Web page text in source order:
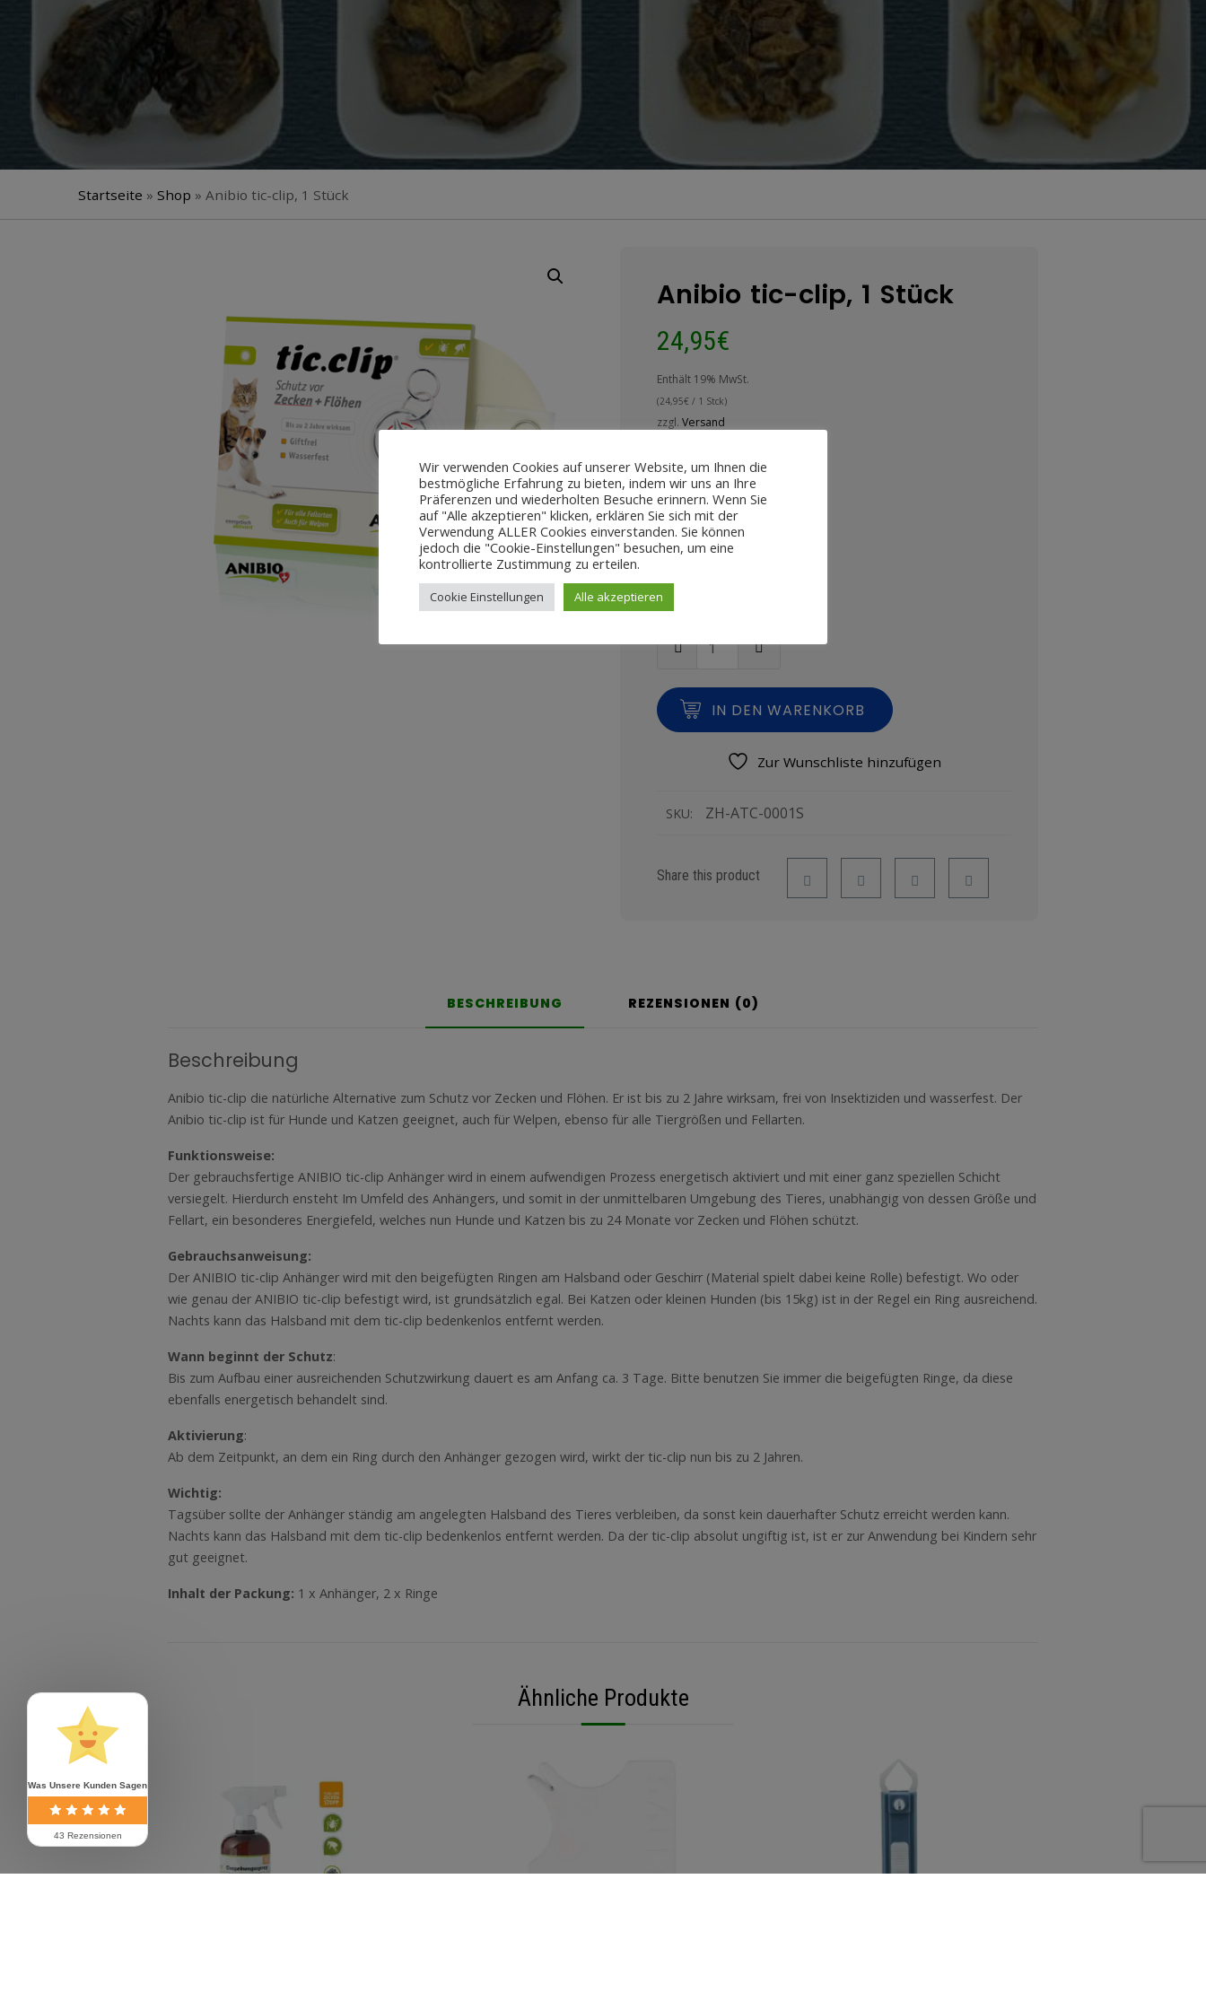
Startseite » Shop » Anibio tic-clip, 1 Stück
Anibio tic-clip, 1 Stück
24,95€
Enthält 19% MwSt.
(24,95€ / 1 Stck)
zzgl.Versand
24,95€
Enthält 19% MwSt.
(24,95€/ 1 Stck)
zzgl.Versand
IN DEN WARENKORB
Zur Wunschliste hinzufügen
SKU: ZH-ATC-0001S
Share this product
BESCHREIBUNG REZENSIONEN (0)
Beschreibung
Anibio tic-clip die natürliche Alternative zum Schutz vor Zecken und Flöhen. Er ist bis zu 2 Jahre wirksam, frei von Insektiziden und wasserfest. Der
Anibio tic-clip ist für Hunde und Katzen geeignet, auch für Welpen, ebenso für alle Tiergrößen und Fellarten.
Funktionsweise:
Der gebrauchsfertige ANIBIO tic-clip Anhänger wird in einem aufwendigen Prozess energetisch aktiviert und mit einer ganz speziellen Schicht
versiegelt. Hierdurch ensteht Im Umfeld des Anhängers, und somit in der unmittelbaren Umgebung des Tieres, unabhängig von dessen Größe und
Fellart, ein besonderes Energiefeld, welches nun Hunde und Katzen bis zu 24 Monate vor Zecken und Flöhen schützt.
Gebrauchsanweisung:
Der ANIBIO tic-clip Anhänger wird mit den beigefügten Ringen am Halsband oder Geschirr (Material spielt dabei keine Rolle) befestigt. Wo oder
wie genau der ANIBIO tic-clip befestigt wird, ist grundsätzlich egal. Bei Katzen oder kleinen Hunden (bis 15kg) ist in der Regel ein Ring ausreichend.
Nachts kann das Halsband mit dem tic-clip bedenkenlos entfernt werden.
Wann beginnt der Schutz:
Bis zum Aufbau einer ausreichenden Schutzwirkung dauert es am Anfang ca. 3 Tage. Bitte benutzen Sie immer die beigefügten Ringe, da diese
ebenfalls energetisch behandelt sind.
Aktivierung:
Ab dem Zeitpunkt, an dem ein Ring durch den Anhänger gezogen wird, wirkt der tic-clip nun bis zu 2 Jahren.
Wichtig:
Tagsüber sollte der Anhänger ständig am angelegten Halsband des Tieres verbleiben, da sonst kein dauerhafter Schutz erreicht werden kann.
Nachts kann das Halsband mit dem tic-clip bedenkenlos entfernt werden. Da der tic-clip absolut ungiftig ist, ist er zur Anwendung bei Kindern sehr
gut geeignet.
Inhalt der Packung: 1 x Anhänger, 2 x Ringe
Ähnliche Produkte
Wir verwenden Cookies auf unserer Website, um Ihnen die
bestmögliche Erfahrung zu bieten, indem wir uns an Ihre
Präferenzen und wiederholten Besuche erinnern. Wenn Sie
auf "Alle akzeptieren" klicken, erklären Sie sich mit der
Verwendung ALLER Cookies einverstanden. Sie können
jedoch die "Cookie-Einstellungen" besuchen, um eine
kontrollierte Zustimmung zu erteilen.
Cookie Einstellungen Alle akzeptieren
Was Unsere Kunden Sagen
43 Rezensionen